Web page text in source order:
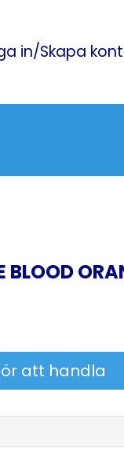
in/Skapa
BLOOD
att handla